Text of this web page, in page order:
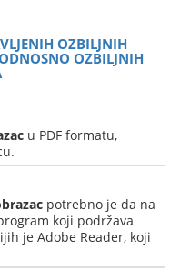
OZBILJNIH
OZBILJNIH
u PDF formatu,
potrebno je da na
koji podržava
je Adobe Reader, koji